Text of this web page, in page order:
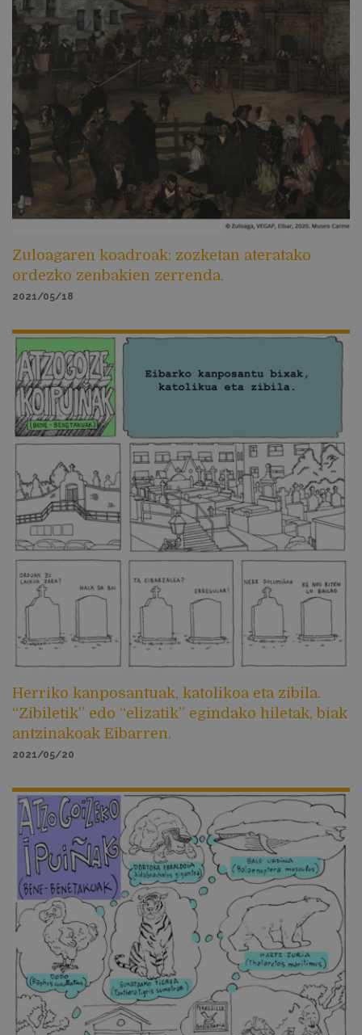
Zuloagaren koadroak: zozketan ateratako
ordezko zenbakien zerrenda.
2021/05/18
Herriko kanposantuak, katolikoa eta zibila.
“Zibiletik” edo “elizatik” egindako hiletak, biak
antzinakoak Eibarren.
2021/05/20